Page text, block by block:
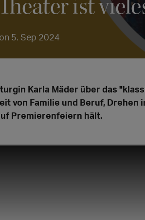
ist
5. Sep 2024
Karla Mäder über das
von Familie und Beruf, Drehen
Premierenfeiern hält.